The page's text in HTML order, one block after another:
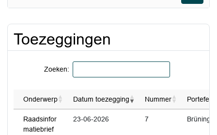
Toezeggingen
Zoeken:
Onderwerp Datum toezegging Nummer
Raadsinfor
matiebrief
23-06-2026 7 Brüning